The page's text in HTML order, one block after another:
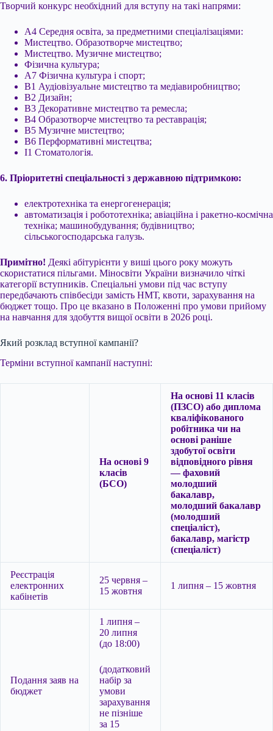
Творчий конкурс необхідний для вступу на такі напрями:
А4 Середня освіта, за предметними спеціалізаціями:
Мистецтво. Образотворче мистецтво;
Мистецтво. Музичне мистецтво;
Фізична культура;
A7 Фізична культура і спорт;
B1 Аудіовізуальне мистецтво та медіавиробництво;
B2 Дизайн;
B3 Декоративне мистецтво та ремесла;
B4 Образотворче мистецтво та реставрація;
B5 Музичне мистецтво;
B6 Перформативні мистецтва;
І1 Стоматологія.
6. Пріоритетні спеціальності з державною підтримкою:
електротехніка та енергогенерація;
автоматизація і робототехніка; авіаційна і ракетно-космічна
техніка; машинобудування; будівництво;
сільськогосподарська галузь.
Примітно! Деякі абітурієнти у виші цього року можуть
скористатися пільгами. Міносвіти України визначило чіткі
категорії вступників. Спеціальні умови під час вступу
передбачають співбесіди замість НМТ, квоти, зарахування на
бюджет тощо. Про це вказано в Положенні про умови прийому
на навчання для здобуття вищої освіти в 2026 році.
Який розклад вступної кампанії?
Терміни вступної кампанії наступні:
На основі 9
класів
(БСО)
На основі 11 класів
(ПЗСО) або диплома
кваліфікованого
робітника чи на
основі раніше
здобутої освіти
відповідного рівня
— фаховий
молодший
бакалавр,
молодший бакалавр
(молодший
спеціаліст),
бакалавр, магістр
(спеціаліст)
Реєстрація
електронних
кабінетів
25 червня –
15 жовтня
1 липня – 15 жовтня
Подання заяв на
бюджет
1 липня –
20 липня
(до 18:00)
(додатковий
набір за
умови
зарахування
не пізніше
за 15